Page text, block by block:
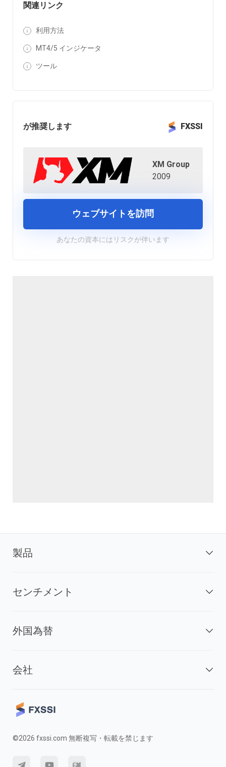
関連リンク
利用方法
MT4/5 インジケータ
ツール
が推奨します FXSSI
XM Group
2009
ウェブサイトを訪問
あなたの資本にはリスクが伴います
製品
センチメント
外国為替
会社
©2026 fxssi.com 無断複写・転載を禁じます